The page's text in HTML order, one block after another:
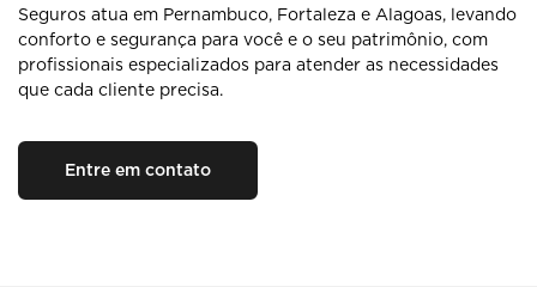
Seguros atua em Pernambuco, Fortaleza e Alagoas, levando
conforto e segurança para você e o seu patrimônio, com
profissionais especializados para atender as necessidades
que cada cliente precisa.
Entre em contato